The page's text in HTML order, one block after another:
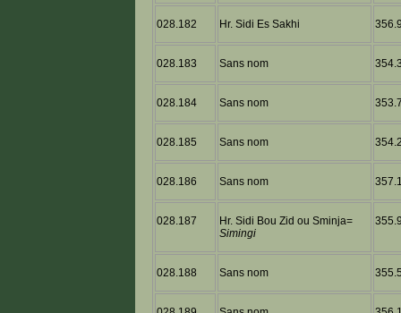
028.182 Hr. Sidi Es Sakhi
028.183 Sans nom
028.184 Sans nom
028.185 Sans nom
028.186 Sans nom
028.187
Hr. Sidi Bou Zid ou Sminja=
Simingi
028.188 Sans nom